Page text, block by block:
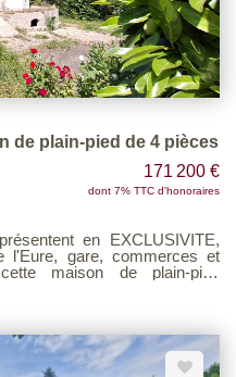
de plain-pied de 4 pièces
171 200 €
dont 7% TTC d'honoraires
en EXCLUSIVITE,
l'Eure, gare, commerces et
maison de plain-pied
MANQUER Barème
notre site